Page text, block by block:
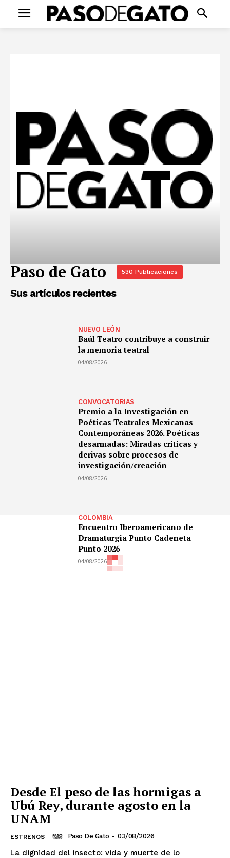
Paso de Gato 530 Publicaciones
Sus artículos recientes
NUEVO LEÓN
Baúl Teatro contribuye a construir
la memoria teatral
04/08/2026
CONVOCATORIAS
Premio a la Investigación en
Poéticas Teatrales Mexicanas
Contemporáneas 2026. Poéticas
desarmadas: Miradas críticas y
derivas sobre procesos de
investigación/creación
04/08/2026
COLOMBIA
Encuentro Iberoamericano de
Dramaturgia Punto Cadeneta
Punto 2026
04/08/2026
Desde El peso de las hormigas a
Ubú Rey, durante agosto en la
UNAM
ESTRENOS Paso De Gato - 03/08/2026
La dignidad del insecto: vida y muerte de lo